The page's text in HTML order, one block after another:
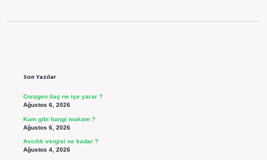
Son Yazılar
Coragen ilaç ne işe yarar ?
Ağustos 6, 2026
Kum gibi hangi makam ?
Ağustos 6, 2026
Avcılık vergisi ne kadar ?
Ağustos 4, 2026